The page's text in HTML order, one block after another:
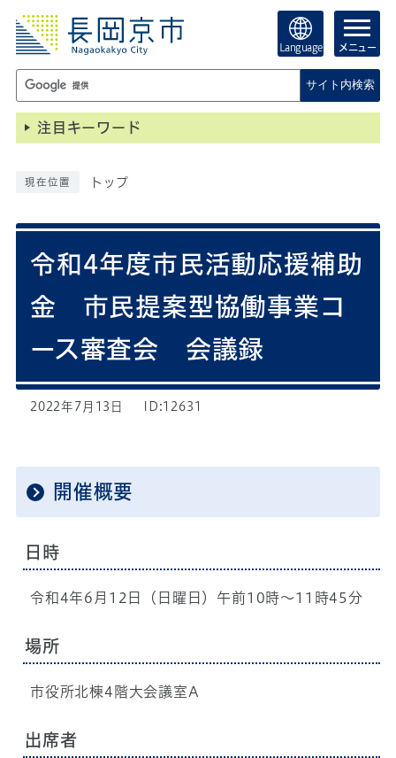
Language メニュー
サイト内検索
注目キーワード
現在位置 トップ
令和4年度市民活動応援補助
金 市民提案型協働事業コ
ース審査会 会議録
2022年7月13日 ID:12631
開催概要
日時
令和4年6月12日（日曜日）午前10時～11時45分
場所
市役所北棟4階大会議室A
出席者